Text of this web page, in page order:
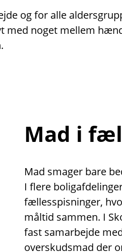
og for alle
noget mellem
Mad i
Mad smager bare
I flere
fællesspisninger,
måltid sammen. I
fast samarbejde
overskudsmad der